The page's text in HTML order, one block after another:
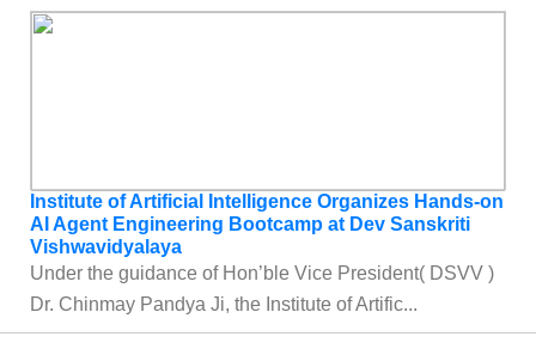
Institute of Artificial Intelligence Organizes Hands-on
AI Agent Engineering Bootcamp at Dev Sanskriti
Vishwavidyalaya
Under the guidance of Hon’ble Vice President( DSVV )
Dr. Chinmay Pandya Ji, the Institute of Artific...